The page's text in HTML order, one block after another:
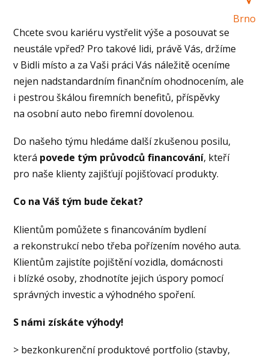
Brno
Chcete svou kariéru vystřelit výše a posouvat se
neustále vpřed? Pro takové lidi, právě Vás, držíme
v Bidli místo a za Vaši práci Vás náležitě oceníme
nejen nadstandardním finančním ohodnocením, ale
i pestrou škálou firemních benefitů, příspěvky
na osobní auto nebo firemní dovolenou.
Do našeho týmu hledáme další zkušenou posilu,
která povede tým průvodců financování, kteří
pro naše klienty zajišťují pojišťovací produkty.
Co na Váš tým bude čekat?
Klientům pomůžete s financováním bydlení
a rekonstrukcí nebo třeba pořízením nového auta.
Klientům zajistíte pojištění vozidla, domácnosti
i blízké osoby, zhodnotíte jejich úspory pomocí
správných investic a výhodného spoření.
S námi získáte výhody!
> bezkonkurenční produktové portfolio (stavby,